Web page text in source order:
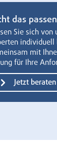
das
Sie sich
mit
für Ihre
Jetzt